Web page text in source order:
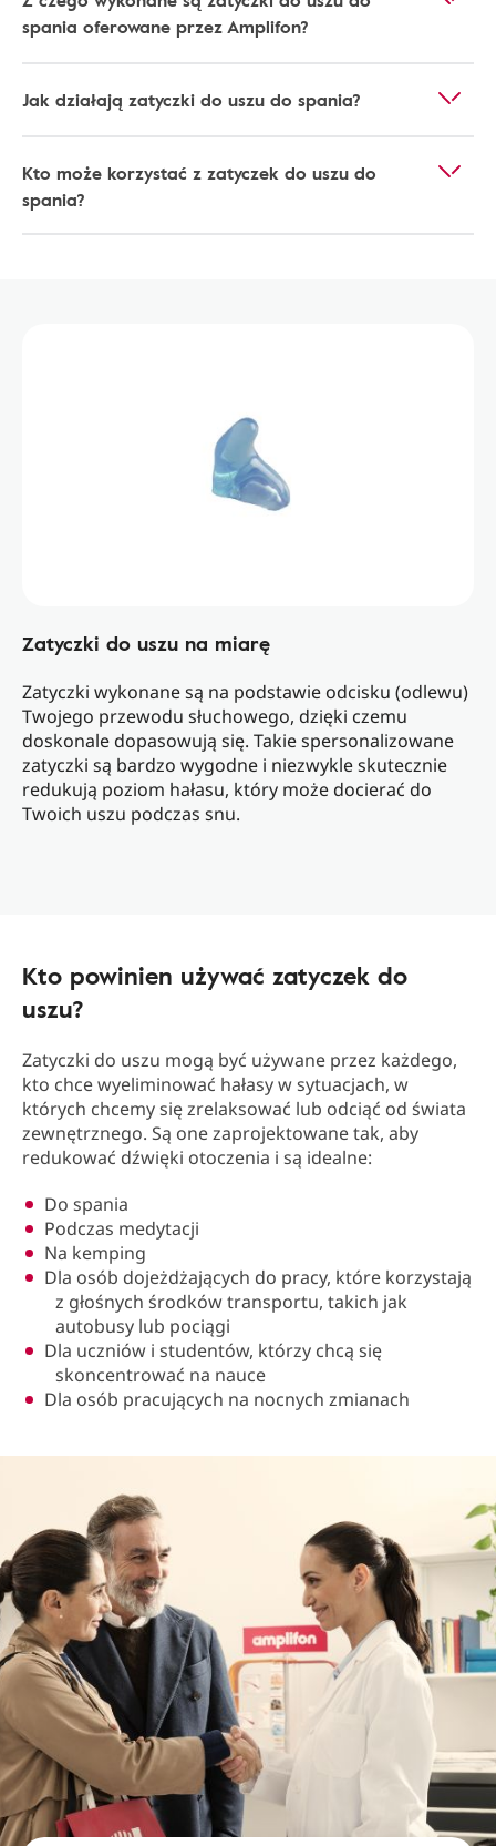
spania oferowane przez Amplifon?
Jak działają zatyczki do uszu do spania?
Kto może korzystać z zatyczek do uszu do
spania?
Zatyczki do uszu na miarę
Zatyczki wykonane są na podstawie odcisku (odlewu)
Twojego przewodu słuchowego, dzięki czemu
doskonale dopasowują się. Takie spersonalizowane
zatyczki są bardzo wygodne i niezwykle skutecznie
redukują poziom hałasu, który może docierać do
Twoich uszu podczas snu.
Kto powinien używać zatyczek do
uszu?
Zatyczki do uszu mogą być używane przez każdego,
kto chce wyeliminować hałasy w sytuacjach, w
których chcemy się zrelaksować lub odciąć od świata
zewnętrznego. Są one zaprojektowane tak, aby
redukować dźwięki otoczenia i są idealne:
Do spania
Podczas medytacji
Na kemping
Dla osób dojeżdżających do pracy, które korzystają
z głośnych środków transportu, takich jak
autobusy lub pociągi
Dla uczniów i studentów, którzy chcą się
skoncentrować na nauce
Dla osób pracujących na nocnych zmianach